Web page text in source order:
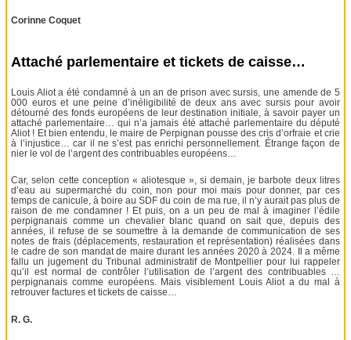
Corinne Coquet
Attaché parlementaire et tickets de caisse…
Louis Aliot a été condamné à un an de prison avec sursis, une amende de 5
000 euros et une peine d’inéligibilité de deux ans avec sursis pour avoir
détourné des fonds européens de leur destination initiale, à savoir payer un
attaché parlementaire… qui n’a jamais été attaché parlementaire du député
Aliot ! Et bien entendu, le maire de Perpignan pousse des cris d’orfraie et crie
à l’injustice… car il ne s’est pas enrichi personnellement. Étrange façon de
nier le vol de l’argent des contribuables européens…
Car, selon cette conception « aliotesque », si demain, je barbote deux litres
d’eau au supermarché du coin, non pour moi mais pour donner, par ces
temps de canicule, à boire au SDF du coin de ma rue, il n’y aurait pas plus de
raison de me condamner ! Et puis, on a un peu de mal à imaginer l’édile
perpignanais comme un chevalier blanc quand on sait que, depuis des
années, il refuse de se soumettre à la demande de communication de ses
notes de frais (déplacements, restauration et représentation) réalisées dans
le cadre de son mandat de maire durant les années 2020 à 2024. Il a même
fallu un jugement du Tribunal administratif de Montpellier pour lui rappeler
qu’il est normal de contrôler l’utilisation de l’argent des contribuables …
perpignanais comme européens. Mais visiblement Louis Aliot a du mal à
retrouver factures et tickets de caisse…
R. G.